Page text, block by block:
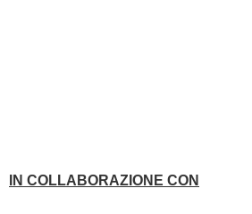
IN COLLABORAZIONE CON